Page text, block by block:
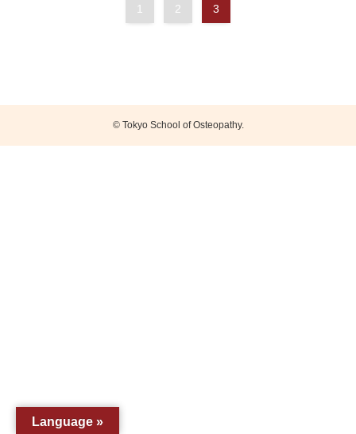
1 2 3
©Tokyo School of Osteopathy.
Language »